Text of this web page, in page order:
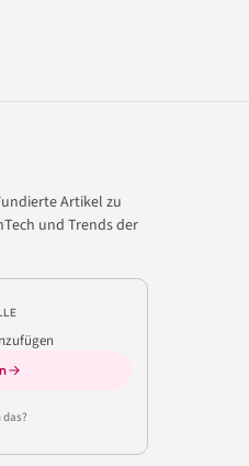
Artikel zu
und Trends der